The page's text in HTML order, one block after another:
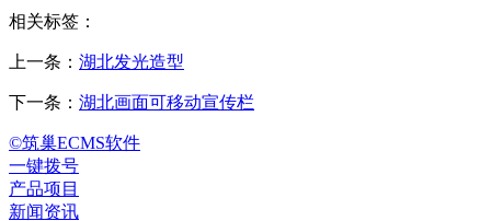
相关标签：
上一条： 湖北发光造型
下一条： 湖北画面可移动宣传栏
©筑巢ECMS软件
一键拨号
产品项目
新闻资讯